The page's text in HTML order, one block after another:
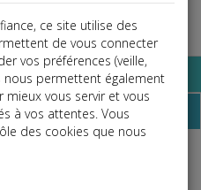
j
a
ce site utilise des
de vous connecter
vos préférences (veille,
nous permettent également
vous servir et vous
à vos attentes. Vous
des cookies que nous